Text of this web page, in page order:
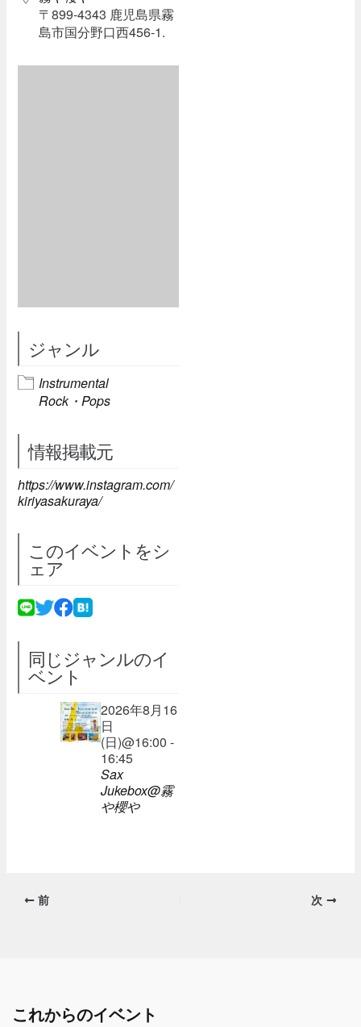
〒899-4343 鹿児島県霧
島市国分野口西456-1.
ジャンル
Instrumental
Rock・Pops
情報掲載元
https://www.instagram.com/
kiriyasakuraya/
このイベントをシ
ェア
同じジャンルのイ
ベント
2026年8月16
日
(日)@16:00 -
16:45
Sax
Jukebox@霧
や櫻や
前 次
これからのイベント